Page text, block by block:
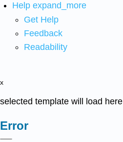
Help expand_more
Get Help
Feedback
Readability
x
selected template will load here
Error